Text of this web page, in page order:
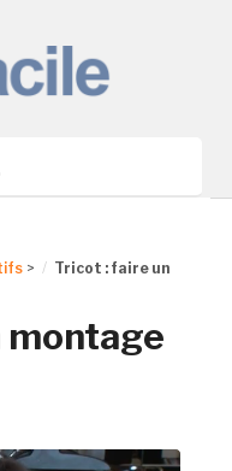
>
Tricot : faire un
montage